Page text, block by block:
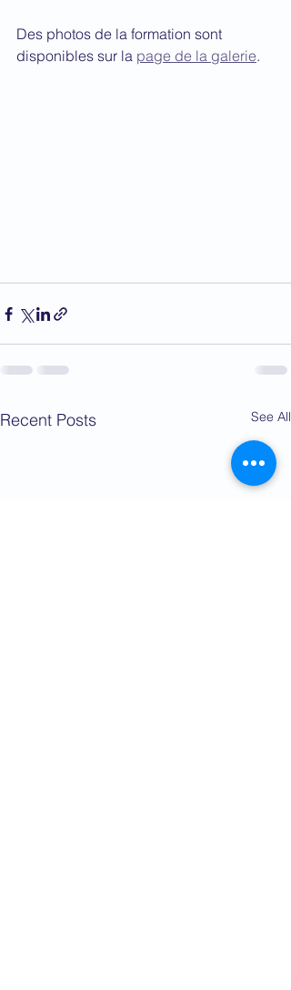
Des photos de la formation sont
disponibles sur la page de la galerie.
Recent Posts See All